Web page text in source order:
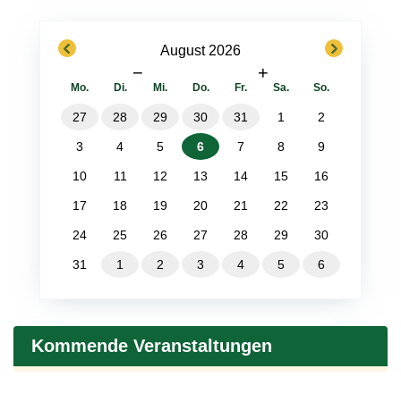
previous August 2026
− +
next
Mo. Di. Mi. Do. Fr. Sa. So.
27 28 29 30 31 1 2
3 4 5 6 7 8 9
10 11 12 13 14 15 16
17 18 19 20 21 22 23
24 25 26 27 28 29 30
31 1 2 3 4 5 6
Kommende Veranstaltungen